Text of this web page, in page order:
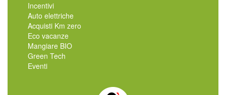
Incentivi
Auto elettriche
Acquisti Km zero
Eco vacanze
Mangiare BIO
Green Tech
Eventi